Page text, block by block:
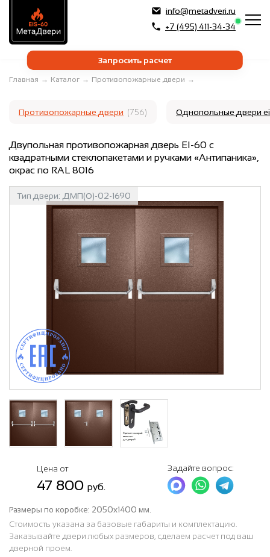
info@metadveri.ru
+7 (495) 411-34-34
Запросить расчет
Главная → Каталог → Противопожарные двери →
Противопожарные двери (756) Однопольные двери
Двупольная противопожарная дверь EI-60 с
квадратными стеклопакетами и ручками «Антипаника»,
окрас по RAL 8016
Тип двери: ДМП(О)-02-1690
Цена от
47 800 руб.
Задайте вопрос:
Размеры по коробке: 2050х1400 мм.
Стоимость указана за базовые габариты и комплектацию.
Заказывайте двери любых размеров, сделаем расчет под ваш
дверной проем.